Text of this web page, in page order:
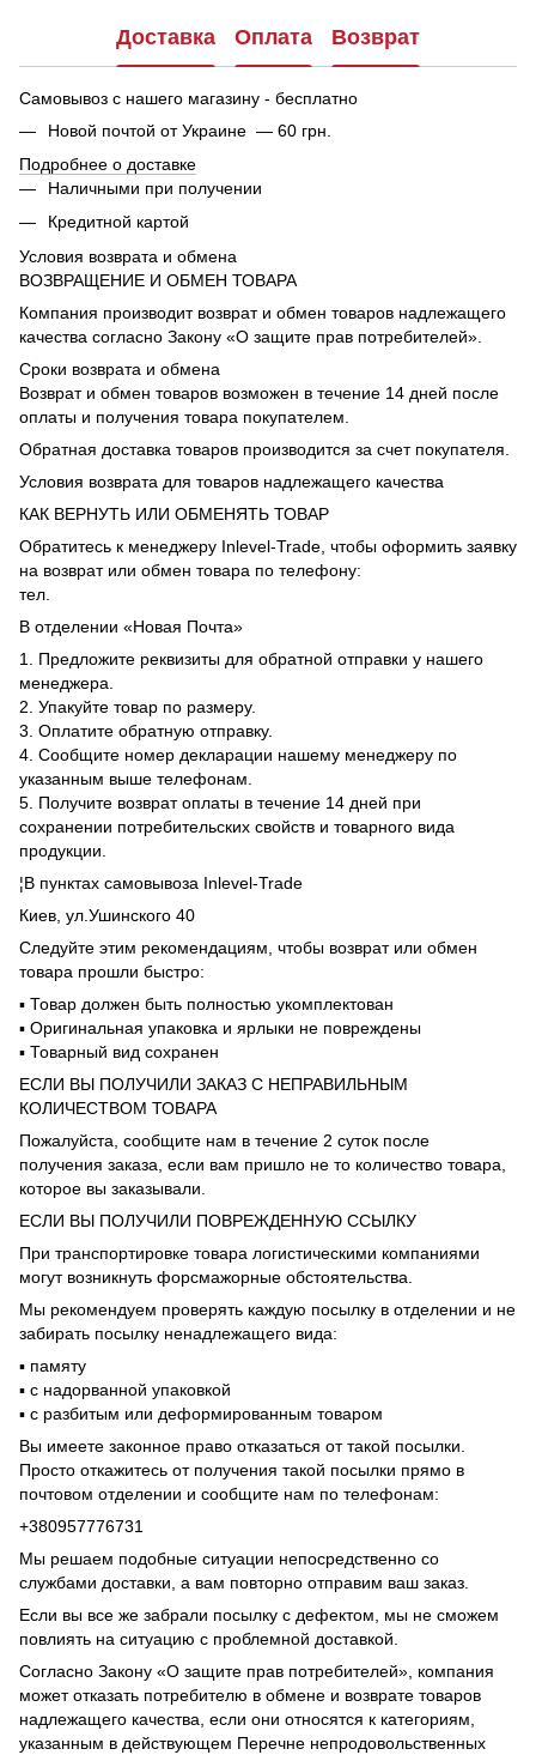
Доставка Оплата Возврат
Самовывоз с нашего магазину - бесплатно
Новой почтой от Украине — 60 грн.
Подробнее о доставке
Наличными при получении
Кредитной картой
Условия возврата и обмена
ВОЗВРАЩЕНИЕ И ОБМЕН ТОВАРА
Компания производит возврат и обмен товаров надлежащего
качества согласно Закону «О защите прав потребителей».
Сроки возврата и обмена
Возврат и обмен товаров возможен в течение 14 дней после
оплаты и получения товара покупателем.
Обратная доставка товаров производится за счет покупателя.
Условия возврата для товаров надлежащего качества
КАК ВЕРНУТЬ ИЛИ ОБМЕНЯТЬ ТОВАР
Обратитесь к менеджеру Inlevel-Trade, чтобы оформить заявку
на возврат или обмен товара по телефону:
тел.
В отделении «Новая Почта»
1. Предложите реквизиты для обратной отправки у нашего
менеджера.
2. Упакуйте товар по размеру.
3. Оплатите обратную отправку.
4. Сообщите номер декларации нашему менеджеру по
указанным выше телефонам.
5. Получите возврат оплаты в течение 14 дней при
сохранении потребительских свойств и товарного вида
продукции.
¦В пунктах самовывоза Inlevel-Trade
Киев, ул.Ушинского 40
Следуйте этим рекомендациям, чтобы возврат или обмен
товара прошли быстро:
▪️ Товар должен быть полностью укомплектован
▪️ Оригинальная упаковка и ярлыки не повреждены
▪️ Товарный вид сохранен
ЕСЛИ ВЫ ПОЛУЧИЛИ ЗАКАЗ С НЕПРАВИЛЬНЫМ
КОЛИЧЕСТВОМ ТОВАРА
Пожалуйста, сообщите нам в течение 2 суток после
получения заказа, если вам пришло не то количество товара,
которое вы заказывали.
ЕСЛИ ВЫ ПОЛУЧИЛИ ПОВРЕЖДЕННУЮ ССЫЛКУ
При транспортировке товара логистическими компаниями
могут возникнуть форсмажорные обстоятельства.
Мы рекомендуем проверять каждую посылку в отделении и не
забирать посылку ненадлежащего вида:
▪️ памяту
▪️ с надорванной упаковкой
▪️ с разбитым или деформированным товаром
Вы имеете законное право отказаться от такой посылки.
Просто откажитесь от получения такой посылки прямо в
почтовом отделении и сообщите нам по телефонам:
+380957776731
Мы решаем подобные ситуации непосредственно со
службами доставки, а вам повторно отправим ваш заказ.
Если вы все же забрали посылку с дефектом, мы не сможем
повлиять на ситуацию с проблемной доставкой.
Согласно Закону «О защите прав потребителей», компания
может отказать потребителю в обмене и возврате товаров
надлежащего качества, если они относятся к категориям,
указанным в действующем Перечне непродовольственных